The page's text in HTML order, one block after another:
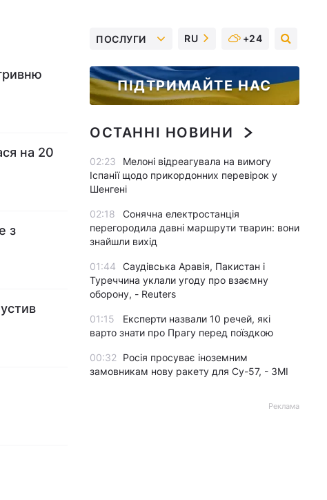
на 20
з
ПОСЛУГИ RU +24
ПІДТРИМАЙТЕ НАС
ОСТАННІ НОВИНИ
02:23
Мелоні відреагувала на вимогу
Іспанії щодо прикордонних перевірок у
Шенгені
02:18
Сонячна електростанція
перегородила давні маршрути тварин: вони
знайшли вихід
01:44
Саудівська Аравія, Пакистан і
Туреччина уклали угоду про взаємну
оборону, - Reuters
01:15
Експерти назвали 10 речей, які
варто знати про Прагу перед поїздкою
00:32
Росія просуває іноземним
замовникам нову ракету для Су-57, - ЗМІ
Реклама